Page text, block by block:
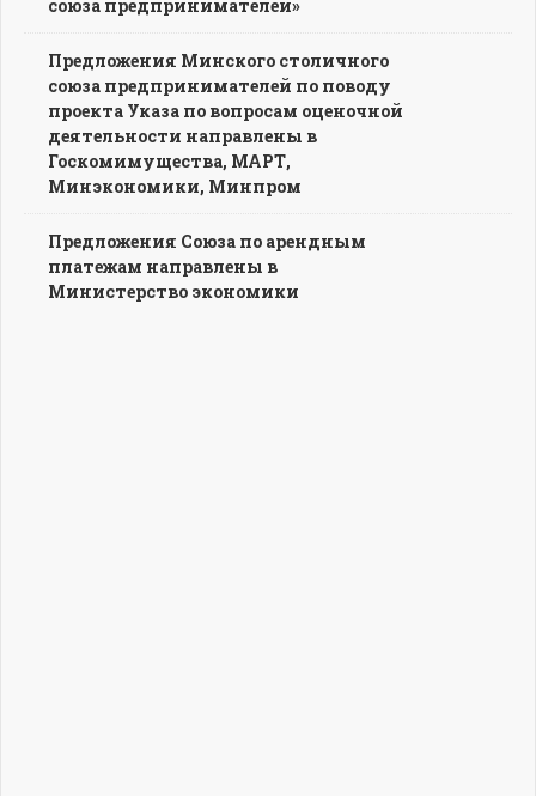
союза предпринимателей»
Предложения Минского столичного
союза предпринимателей по поводу
проекта Указа по вопросам оценочной
деятельности направлены в
Госкомимущества, МАРТ,
Минэкономики, Минпром
Предложения Союза по арендным
платежам направлены в
Министерство экономики